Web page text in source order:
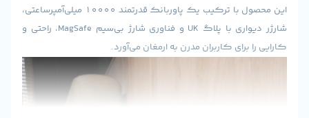
این محصول با ترکیب یک پاوربانک قدرتمند 10000 میلی‌آمپرساعتی،
شارژر دیواری با پلاگ UK و فناوری شارژ بی‌سیم MagSafe، راحتی و
کاربران مدرن به ارمغان می‌آورد.